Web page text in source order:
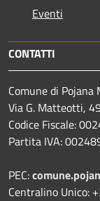
Eventi
CONTATTI
Comune di Pojana
Via G. Matteotti,
Codice Fiscale:
Partita IVA:
PEC:
Centralino Unico: